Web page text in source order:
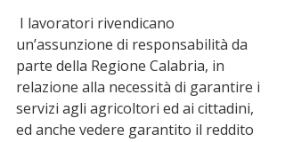
un’assunzione di responsabilità da
parte della Regione Calabria, in
relazione alla necessità di garantire i
servizi agli agricoltori ed ai cittadini,
ed anche vedere garantito il reddito